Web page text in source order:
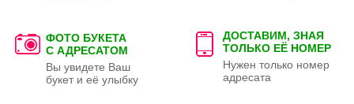
ФОТО БУКЕТА
С АДРЕСАТОМ
Вы увидете Ваш
букет и её улыбку
ДОСТАВИМ, ЗНАЯ
ТОЛЬКО ЕЁ НОМЕР
Нужен только номер
адресата